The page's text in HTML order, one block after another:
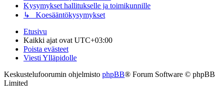
Kysymykset hallitukselle ja toimikunnille
↳ Koesääntökysymykset
Etusivu
Kaikki ajat ovat UTC+03:00
Poista evästeet
Viesti Ylläpidolle
Keskustelufoorumin ohjelmisto phpBB® Forum Software © phpBB
Limited